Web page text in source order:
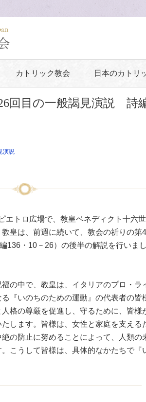
カトリック教会 日本のカトリ
回目の一般謁見演説 詩
演説
エトロ広場で、教皇ベネディクト十六
皇は、前週に続いて、教会の祈りの第
136・10－26）の後半の解説を行いま
の中で、教皇は、イタリアのプロ・ラ
『いのちのための運動』の代表者の皆
格の尊厳を促進し、守るために、皆様
します。皆様は、女性と家庭を支える
の防止に努めることによって、人類の
こうして皆様は、具体的なかたちで『